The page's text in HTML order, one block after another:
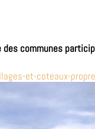
communes
et-coteaux-